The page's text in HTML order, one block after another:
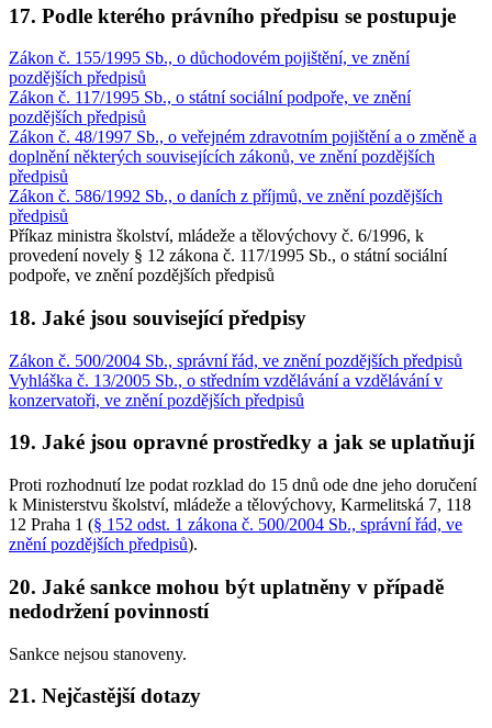
17. Podle kterého právního předpisu se postupuje
Zákon č. 155/1995 Sb., o důchodovém pojištění, ve znění
pozdějších předpisů
Zákon č. 117/1995 Sb., o státní sociální podpoře, ve znění
pozdějších předpisů
Zákon č. 48/1997 Sb., o veřejném zdravotním pojištění a o změně a
doplnění některých souvisejících zákonů, ve znění pozdějších
předpisů
Zákon č. 586/1992 Sb., o daních z příjmů, ve znění pozdějších
předpisů
Příkaz ministra školství, mládeže a tělovýchovy č. 6/1996, k
provedení novely § 12 zákona č. 117/1995 Sb., o státní sociální
podpoře, ve znění pozdějších předpisů
18. Jaké jsou související předpisy
Zákon č. 500/2004 Sb., správní řád, ve znění pozdějších předpisů
Vyhláška č. 13/2005 Sb., o středním vzdělávání a vzdělávání v
konzervatoři, ve znění pozdějších předpisů
19. Jaké jsou opravné prostředky a jak se uplatňují
Proti rozhodnutí lze podat rozklad do 15 dnů ode dne jeho doručení
k Ministerstvu školství, mládeže a tělovýchovy, Karmelitská 7, 118
12 Praha 1 (§ 152 odst. 1 zákona č. 500/2004 Sb., správní řád, ve
znění pozdějších předpisů).
20. Jaké sankce mohou být uplatněny v případě
nedodržení povinností
Sankce nejsou stanoveny.
21. Nejčastější dotazy